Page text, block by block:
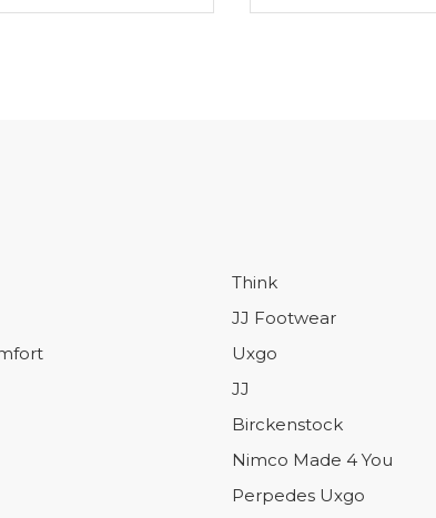
Think
JJ Footwear
Uxgo
JJ
Birckenstock
Nimco Made 4 You
Perpedes Uxgo